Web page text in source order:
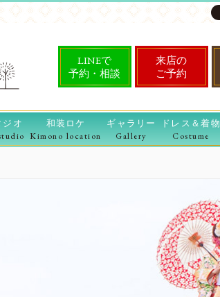
LINEで
予約・相談
来店の
ご予約
ジオ 和装ロケ
Kimono location
ギャラリー
Gallery
ドレス＆着物
Costume